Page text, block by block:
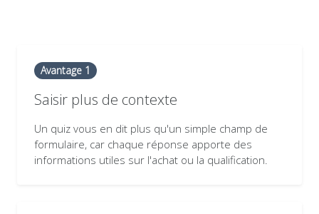
Avantage 1
Saisir plus de contexte
Un quiz vous en dit plus qu'un simple champ de
formulaire, car chaque réponse apporte des
informations utiles sur l'achat ou la qualification.